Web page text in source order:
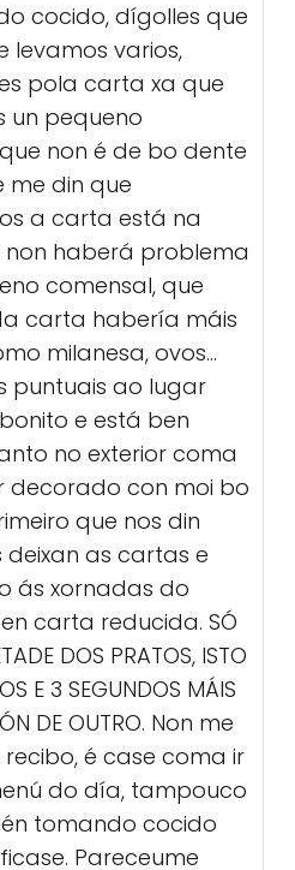
cocido, dígolles que
levamos varios,
pola carta xa que
un pequeno
non é de bo dente
me din que
a carta está na
non haberá problema
comensal, que
carta habería máis
milanesa, ovos…
puntuais ao lugar
e está ben
no exterior coma
decorado con moi bo
que nos din
as cartas e
ás xornadas do
carta reducida. SÓ
DOS PRATOS, ISTO
E 3 SEGUNDOS MÁIS
DE OUTRO. Non me
é case coma ir
do día, tampouco
tomando cocido
Pareceume